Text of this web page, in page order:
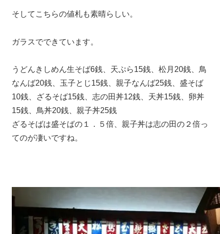
そしてこちらの値札も素晴らしい。
ガラスでできています。
うどんきしめん生そば6銭、天ぷら15銭、松月20銭、鳥
なんば20銭、玉子とじ15銭、親子なんば25銭、盛そば
10銭、ざるそば15銭、志の田丼12銭、天丼15銭、卵丼
15銭、鳥丼20銭、親子丼25銭
ざるそばは盛そばの１．５倍、親子丼は志の田の２倍っ
てのが凄いですね。